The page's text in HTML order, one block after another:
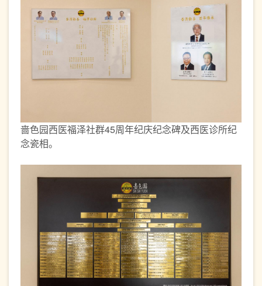
啬色园西医福泽社群45周年纪庆纪念碑及西医诊所纪
念瓷相。